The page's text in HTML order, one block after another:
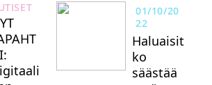
01/10/20
22
Haluaisit
ko
säästää